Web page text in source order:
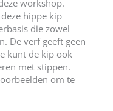
workshop.
deze hippe kip
die zowel
De verf geeft geen
kunt de kip ook
met stippen.
om te